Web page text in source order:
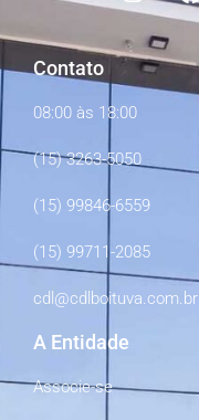
Contato
08:00 às 18:00
(15) 3263-5050
(15) 99846-6559
(15) 99711-2085
cdl@cdlboituva.com.br
A Entidade
Associe-se